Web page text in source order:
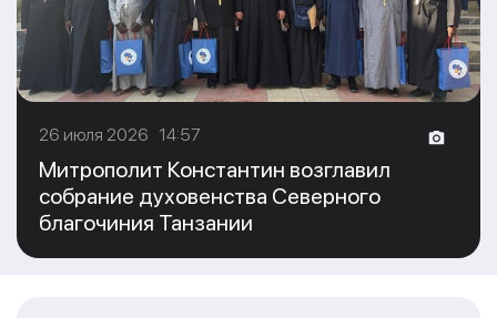
26 июля 2026 14:57
Митрополит Константин возглавил
собрание духовенства Северного
благочиния Танзании